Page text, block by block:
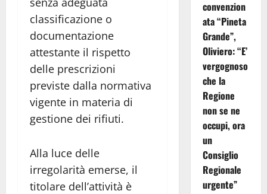
classificazione o
documentazione
attestante il rispetto
delle prescrizioni
previste dalla normativa
vigente in materia di
gestione dei rifiuti.
Alla luce delle
irregolarità emerse, il
titolare dell’attività è
convenzion
ata “Pineta
Grande”,
Oliviero: “E’
vergognoso
che la
Regione
non se ne
occupi, ora
un
Consiglio
Regionale
urgente”